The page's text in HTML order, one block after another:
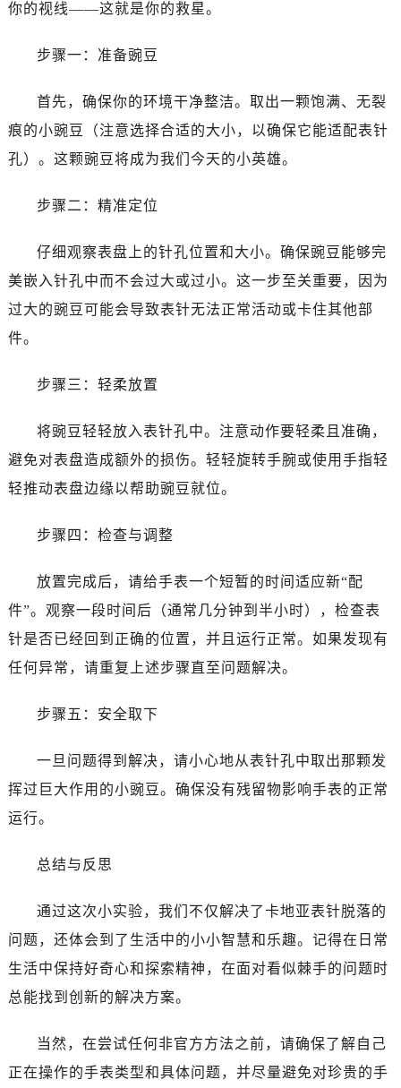
你的视线——这就是你的救星。
步骤一：准备豌豆
首先，确保你的环境干净整洁。取出一颗饱满、无裂
痕的小豌豆（注意选择合适的大小，以确保它能适配表针
孔）。这颗豌豆将成为我们今天的小英雄。
步骤二：精准定位
仔细观察表盘上的针孔位置和大小。确保豌豆能够完
美嵌入针孔中而不会过大或过小。这一步至关重要，因为
过大的豌豆可能会导致表针无法正常活动或卡住其他部
件。
步骤三：轻柔放置
将豌豆轻轻放入表针孔中。注意动作要轻柔且准确，
避免对表盘造成额外的损伤。轻轻旋转手腕或使用手指轻
轻推动表盘边缘以帮助豌豆就位。
步骤四：检查与调整
放置完成后，请给手表一个短暂的时间适应新“配
件”。观察一段时间后（通常几分钟到半小时），检查表
针是否已经回到正确的位置，并且运行正常。如果发现有
任何异常，请重复上述步骤直至问题解决。
步骤五：安全取下
一旦问题得到解决，请小心地从表针孔中取出那颗发
挥过巨大作用的小豌豆。确保没有残留物影响手表的正常
运行。
总结与反思
通过这次小实验，我们不仅解决了卡地亚表针脱落的
问题，还体会到了生活中的小小智慧和乐趣。记得在日常
生活中保持好奇心和探索精神，在面对看似棘手的问题时
总能找到创新的解决方案。
当然，在尝试任何非官方方法之前，请确保了解自己
正在操作的手表类型和具体问题，并尽量避免对珍贵的手